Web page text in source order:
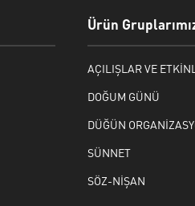
Ürün
AÇILIŞLAR VE
DOĞUM GÜNÜ
DÜĞÜN
SÜNNET
SÖZ-NİŞAN